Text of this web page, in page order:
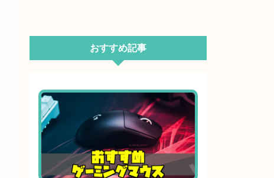
おすすめ記事